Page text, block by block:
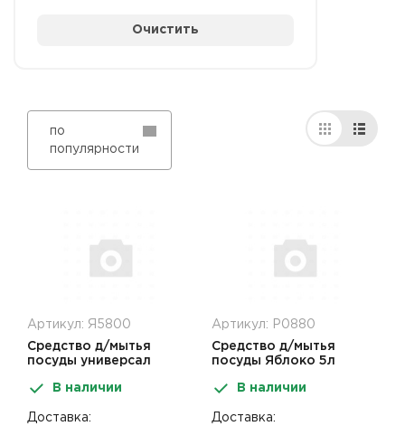
Очистить
по
популярности
Артикул: Я5800
Средство д/мытья
посуды универсал
В наличии
Доставка:
Артикул: Р0880
Средство д/мытья
посуды Яблоко 5л
В наличии
Доставка: